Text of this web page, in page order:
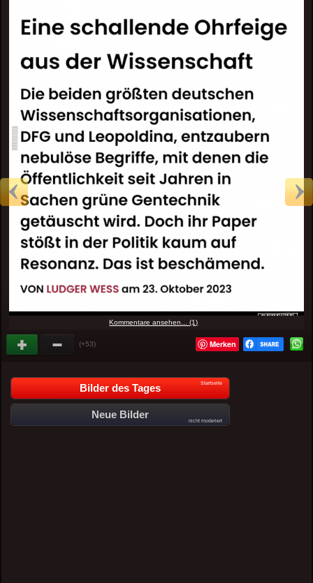
Kommentare ansehen... (1)
(+53) Merken
Bilder des Tages Startseite
Neue Bilder
nicht moderiert